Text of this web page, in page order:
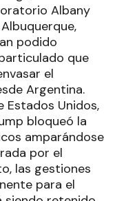
Albany
podido
que
el
Argentina.
Estados Unidos,
bloqueó la
amparándose
por el
las gestiones
para el